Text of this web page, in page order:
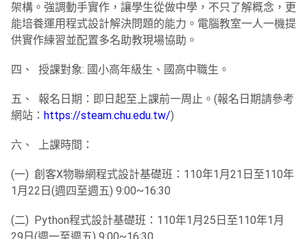
架構。強調動手實作，讓學生從做中學， 不只了解概念，更
能培養運用程式設計解決問題的能力。 電腦教室一人一機提
供實作練習並配置多名助教現場協助。
四、 授課對象: 國小高年級生、國高中職生。
五、 報名日期：即日起至上課前一周止。(報名日期請參考
網站： https://steam.chu.edu.tw/)
六、 上課時間：
(一) 創客X物聯網程式設計基礎班： 110年1月21日至110年
1月22日(週四至週五) 9:00~16:30
(二) Python程式設計基礎班： 110年1月25日至110年1月